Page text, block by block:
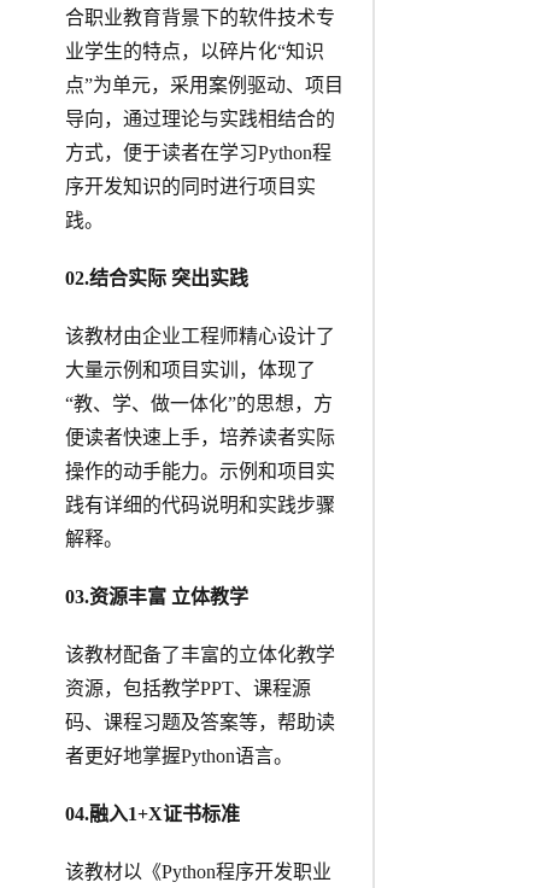
合职业教育背景下的软件技术专
业学生的特点，以碎片化“知识
点”为单元，采用案例驱动、项目
导向，通过理论与实践相结合的
方式，便于读者在学习Python程
序开发知识的同时进行项目实
践。
02.结合实际 突出实践
该教材由企业工程师精心设计了
大量示例和项目实训，体现了
“教、学、做一体化”的思想，方
便读者快速上手，培养读者实际
操作的动手能力。示例和项目实
践有详细的代码说明和实践步骤
解释。
03.资源丰富 立体教学
该教材配备了丰富的立体化教学
资源，包括教学PPT、课程源
码、课程习题及答案等，帮助读
者更好地掌握Python语言。
04.融入1+X证书标准
该教材以《Python程序开发职业